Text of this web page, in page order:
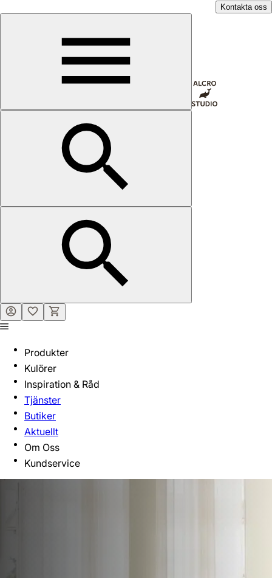
Kontakta oss
Produkter
Kulörer
Inspiration & Råd
Tjänster
Butiker
Aktuellt
Om Oss
Kundservice